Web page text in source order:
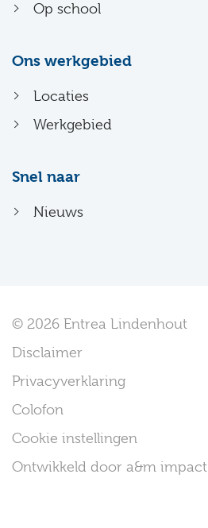
Op school
Ons werkgebied
Locaties
Werkgebied
Snel naar
Nieuws
© 2026 Entrea Lindenhout
Disclaimer
Privacyverklaring
Colofon
Cookie instellingen
Ontwikkeld door a&m impact